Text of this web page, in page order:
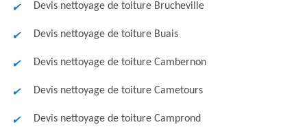
Devis nettoyage de toiture Brucheville
Devis nettoyage de toiture Buais
Devis nettoyage de toiture Cambernon
Devis nettoyage de toiture Cametours
Devis nettoyage de toiture Camprond